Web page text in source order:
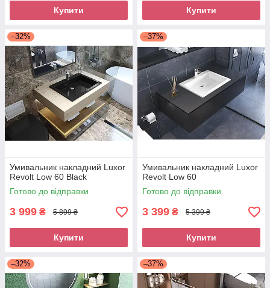
Купити Купити
–32%
Умивальник накладний Luxor
Revolt Low 60 Black
Готово до відправки
3 999 ₴ 5 899 ₴
Купити
–37%
Умивальник накладний Luxor
Revolt Low 60
Готово до відправки
3 399 ₴ 5 399 ₴
Купити
–32% –37%